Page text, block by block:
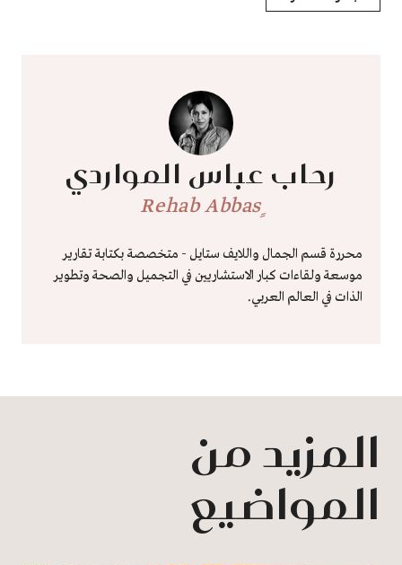
رحاب عباس المواردي
محررة قسم الجمال واللايف ستايل - متخصصة بكتابة تقارير
موسعة ولقاءات كبار الاستشاريين في التجميل والصحة وتطوير
الذات في العالم العربي.
المزيد من
المواضيع